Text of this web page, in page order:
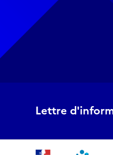
Lettre